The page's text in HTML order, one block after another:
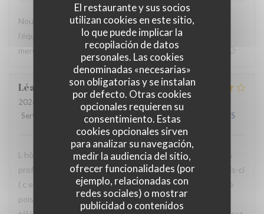
El restaurante y sus socios
utilizan cookies en este sitio,
lo que puede implicar la
recopilación de datos
personales. Las cookies
denominadas «necesarias»
son obligatorias y se instalan
por defecto. Otras cookies
opcionales requieren su
consentimiento. Estas
cookies opcionales sirven
para analizar su navegación,
medir la audiencia del sitio,
ofrecer funcionalidades (por
ejemplo, relacionadas con
redes sociales) o mostrar
publicidad o contenidos
Nous avons passé un moment mémorable !! Merci à toute
l’équipe ! De la cuisine au service en salle sans oublier le dj
mention spéciale !Nous reviendrons sûrement sous peu!🙂
Léa
2026-06-27
- 22:00 - Invitados 5
Servicio
Ambiente:5/5 Menú:3 /5 Calidad / Precio /5
L hôtesse à l entrée et la serveuse ont été superbes! Très
professionnel, accueillante souriante . Par contre cette fois-ci
( c est la 3 eme fois que je viens) La nourriture était tiède le
poisson et les côtelettes trop cuites. Le Mr qui répond au